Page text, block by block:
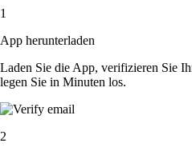
1
App herunterladen
Laden Sie die App, verifizieren Sie
legen Sie in Minuten los.
2